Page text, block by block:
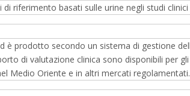
riferimento basati sulle urine negli studi
è prodotto secondo un sistema di gestione
di valutazione clinica sono disponibili per
Medio Oriente e in altri mercati regolamentati.